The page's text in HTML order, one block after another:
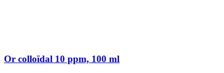
Or colloïdal 10 ppm, 100 ml